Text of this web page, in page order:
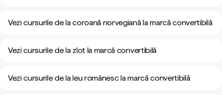
Vezi cursurile de la coroană norvegiană la marcă convertibilă
Vezi cursurile de la zlot la marcă convertibilă
Vezi cursurile de la leu românesc la marcă convertibilă